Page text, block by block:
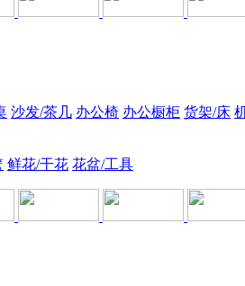
沙发/茶几 办公椅 办公橱柜 货架/床
鲜花/干花 花盆/工具